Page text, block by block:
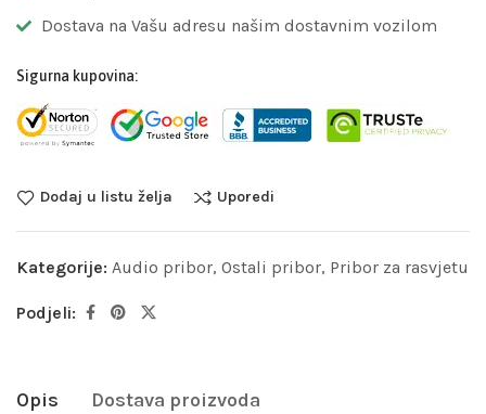
Dostava na Vašu adresu našim dostavnim vozilom
Sigurna kupovina:
Dodaj u listu želja Uporedi
Kategorije: Audio pribor, Ostali pribor, Pribor za rasvjetu
Podjeli:
Opis Dostava proizvoda